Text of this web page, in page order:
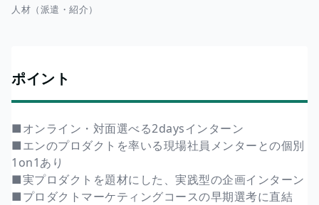
人材（派遣・紹介）
ポイント
■オンライン・対面選べる2daysインターン
■エンのプロダクトを率いる現場社員メンターとの個別
1on1あり
■実プロダクトを題材にした、実践型の企画インターン
■プロダクトマーケティングコースの早期選考に直結